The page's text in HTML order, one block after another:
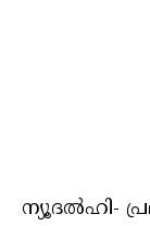
ന്യൂദൽഹി-